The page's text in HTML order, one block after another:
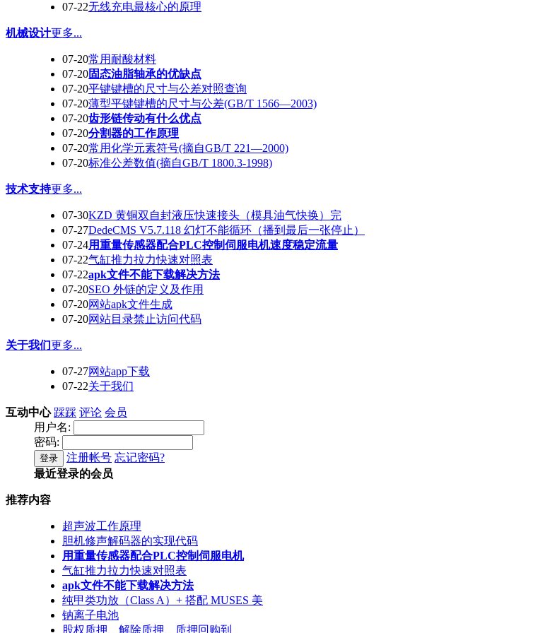
07-22无线充电最核心的原理
机械设计更多...
07-20常用耐酸材料
07-20固态油脂轴承的优缺点
07-20平键键槽的尺寸与公差对照查询
07-20薄型平键键槽的尺寸与公差(GB/T 1566—2003)
07-20齿形链传动有什么优点
07-20分割器的工作原理
07-20常用化学元素符号(摘自GB/T 221—2000)
07-20标准公差数值(摘自GB/T 1800.3-1998)
技术支持更多...
07-30KZD 黄铜双自封液压快速接头（模具油气快换）完
07-27DedeCMS V5.7.118 幻灯不能循环（播到最后一张停止）
07-24用重量传感器配合PLC控制伺服电机速度稳定流量
07-22气缸推力拉力快速对照表
07-22apk文件不能下载解决方法
07-20SEO 外链的定义及作用
07-20网站apk文件生成
07-20网站目录禁止访问代码
关于我们更多...
07-27网站app下载
07-22关于我们
互动中心 踩踩 评论 会员
用户名:
密码:
登录 注册帐号 忘记密码?
最近登录的会员
推荐内容
超声波工作原理
胆机修声解码器的实现代码
用重量传感器配合PLC控制伺服电机
气缸推力拉力快速对照表
apk文件不能下载解决方法
纯甲类功放（Class A）+ 搭配 MUSES 美
钠离子电池
股权质押、解除质押、质押回购到